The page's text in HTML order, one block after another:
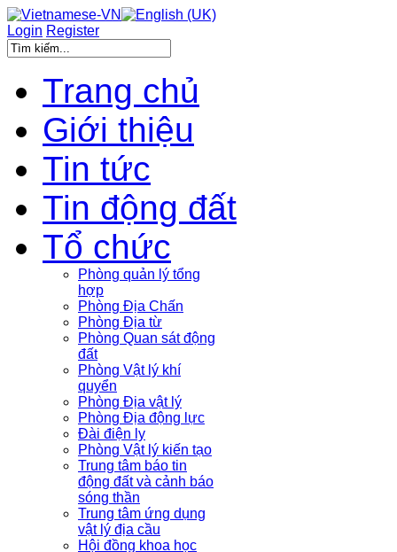
Login Register
Trang chủ
Giới thiệu
Tin tức
Tin động đất
Tổ chức
Phòng quản lý tổng
hợp
Phòng Địa Chấn
Phòng Địa từ
Phòng Quan sát động
đất
Phòng Vật lý khí
quyển
Phòng Địa vật lý
Phòng Địa động lực
Đài điện ly
Phòng Vật lý kiến tạo
Trung tâm báo tin
động đất và cảnh báo
sóng thần
Trung tâm ứng dụng
vật lý địa cầu
Hội đồng khoa học